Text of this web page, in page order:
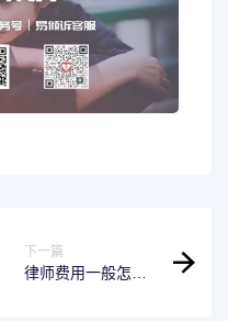
下一篇
律师费用一般怎么